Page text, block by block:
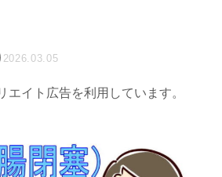
2026.03.05
エイト広告を利用しています。